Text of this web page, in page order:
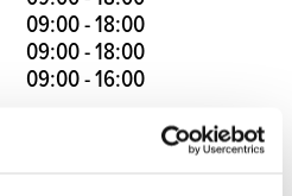
09:00 - 18:00
09:00 - 18:00
09:00 - 16:00